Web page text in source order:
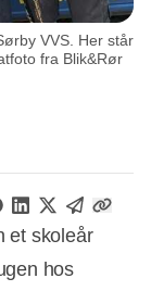
VVS. Her står
fra Blik&Rør
et skoleår
hos